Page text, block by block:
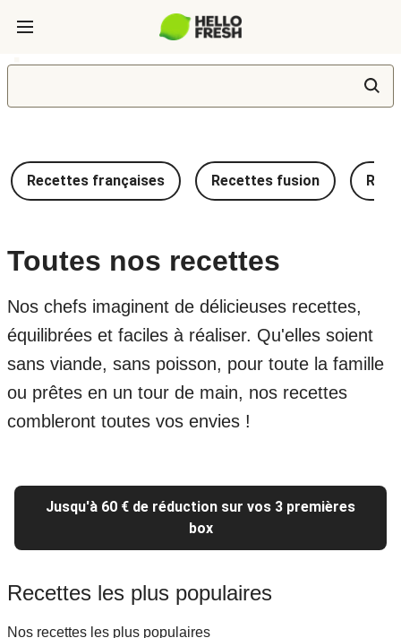
Recettes françaises Recettes fusion
Toutes nos recettes
Nos chefs imaginent de délicieuses recettes,
équilibrées et faciles à réaliser. Qu'elles soient
sans viande, sans poisson, pour toute la famille
ou prêtes en un tour de main, nos recettes
combleront toutes vos envies !
Jusqu'à 60 € de réduction sur vos 3 premières
box
Recettes les plus populaires
Nos recettes les plus populaires